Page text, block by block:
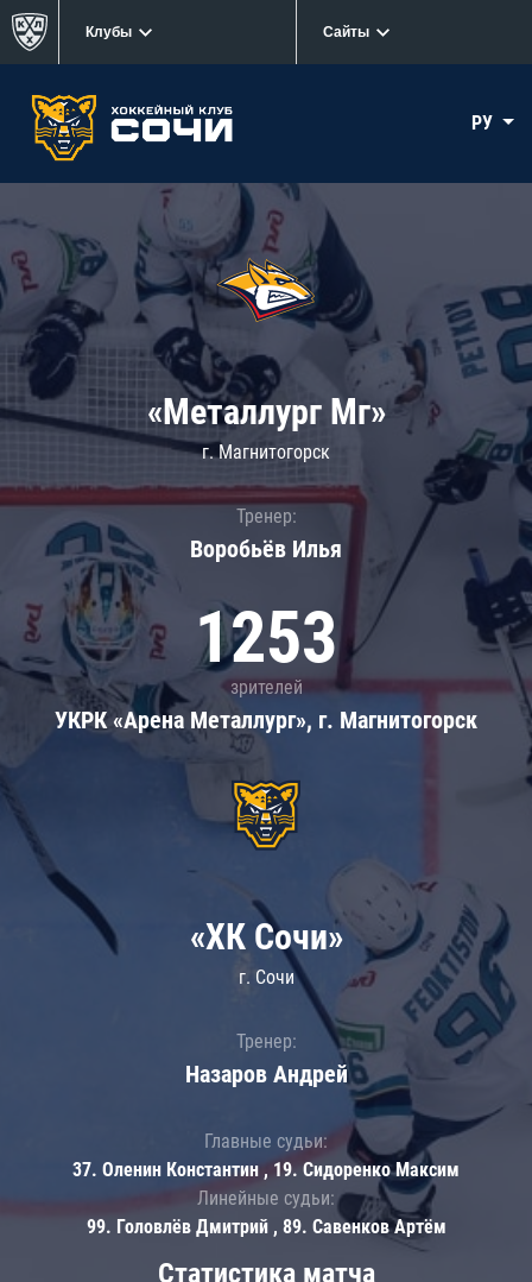
Клубы Сайты
РУ
«Металлург Мг»
г. Магнитогорск
Тренер:
Воробьёв Илья
1253
зрителей
УКРК «Арена Металлург», г. Магнитогорск
Статистика матча
«ХК Сочи»
г. Сочи
Тренер:
Назаров Андрей
Главные судьи:
37. Оленин Константин , 19. Сидоренко Максим
Линейные судьи:
99. Головлёв Дмитрий , 89. Савенков Артём